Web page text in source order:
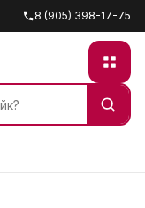
8 (905) 398-17-75